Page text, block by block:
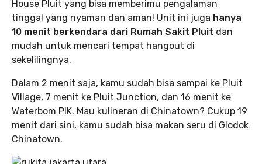
House Pluit yang bisa memberimu pengalaman
tinggal yang nyaman dan aman! Unit ini juga hanya
10 menit berkendara dari Rumah Sakit Pluit dan
mudah untuk mencari tempat hangout di
sekelilingnya.
Dalam 2 menit saja, kamu sudah bisa sampai ke Pluit
Village, 7 menit ke Pluit Junction, dan 16 menit ke
Waterbom PIK. Mau kulineran di Chinatown? Cukup 19
menit dari sini, kamu sudah bisa makan seru di Glodok
Chinatown.